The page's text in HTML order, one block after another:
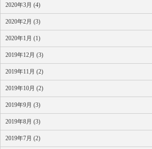
2020年3月 (4)
2020年2月 (3)
2020年1月 (1)
2019年12月 (3)
2019年11月 (2)
2019年10月 (2)
2019年9月 (3)
2019年8月 (3)
2019年7月 (2)